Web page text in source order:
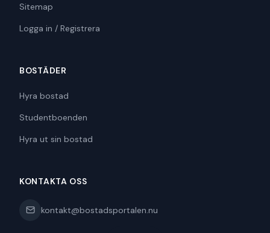
Sitemap
Logga in / Registrera
BOSTÄDER
Hyra bostad
Studentboenden
Hyra ut sin bostad
KONTAKTA OSS
kontakt@bostadsportalen.nu